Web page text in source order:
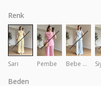
Renk
Sarı Pembe Bebe Mavi
Beden